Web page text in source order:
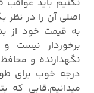
نکنیم باید عواقب
اصلی آن را در نظر
به قیمت خود از
برخوردار نیست
درجه خوب برای
میدانیم.قابی که